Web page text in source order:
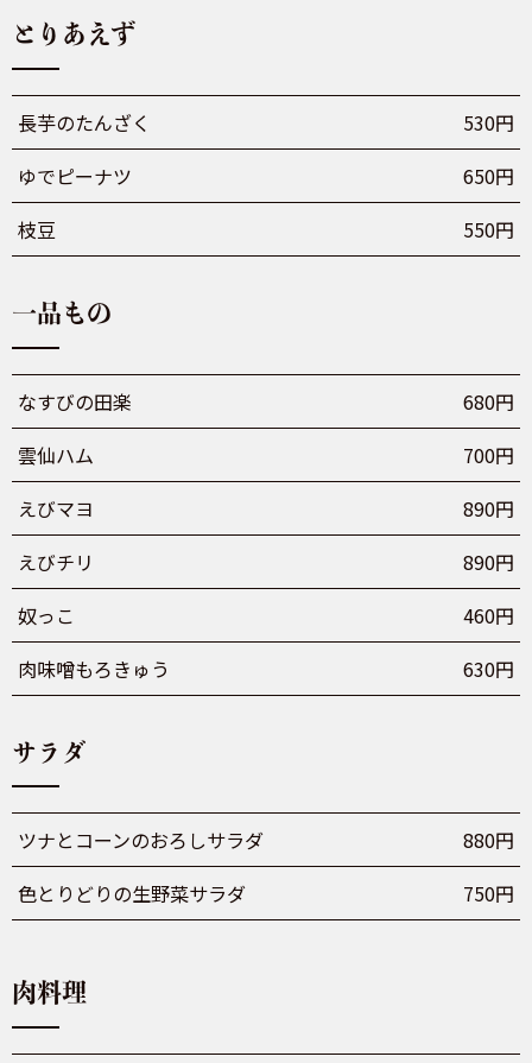
とりあえず
長芋のたんざく
530円
ゆでピーナツ
650円
枝豆
550円
一品もの
なすびの田楽
680円
雲仙ハム
700円
えびマヨ
890円
えびチリ
890円
奴っこ
460円
肉味噌もろきゅう
630円
サラダ
ツナとコーンのおろしサラダ
880円
色とりどりの生野菜サラダ
750円
肉料理